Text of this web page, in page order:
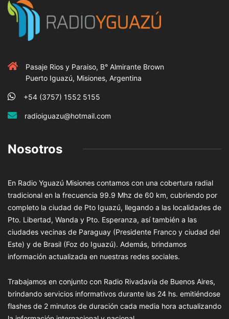
Pasaje Rios y Paraiso, B° Almirante Brown
Puerto Iguazú, Misiones, Argentina
+54 (3757) 1552 5155
radioiguazu@hotmail.com
Nosotros
En Radio Yguazú Misiones contamos con una cobertura radial
tradicional en la frecuencia 99.9 Mhz de 60 km, cubriendo por
completo la ciudad de Pto Iguazú, llegando a las localidades de
Pto. Libertad, Wanda y Pto. Esperanza, así también a las
ciudades vecinas de Paraguay (Presidente Franco y ciudad del
Este) y de Brasil (Foz do Iguazú). Además, brindamos
información actualizada en nuestras redes sociales.
Trabajamos en conjunto con Radio Rivadavia de Buenos Aires,
brindando servicios informativos durante las 24 hs. emitiéndose
flashes de 2 minutos de duración cada media hora actualizando